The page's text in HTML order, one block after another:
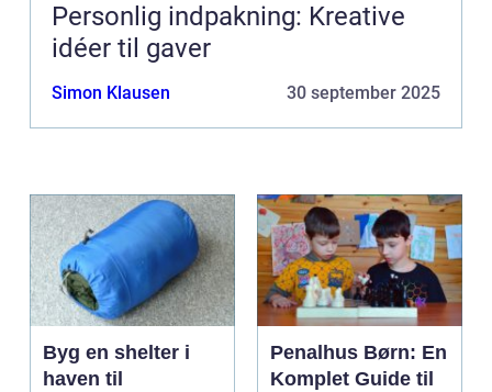
Personlig indpakning: Kreative
idéer til gaver
Simon Klausen 30 september 2025
Byg en shelter i
haven til
Penalhus Børn: En
Komplet Guide til